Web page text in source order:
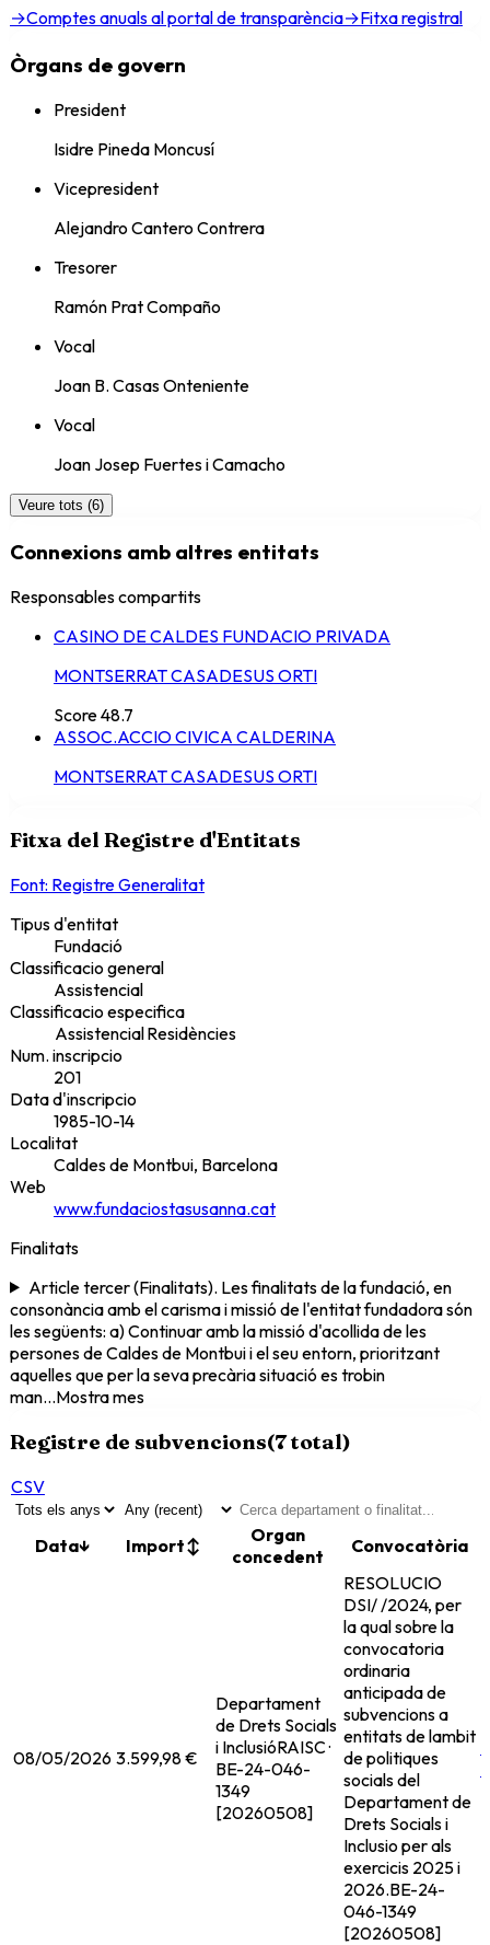
→Comptes anuals al portal de transparència→Fitxa registral
Òrgans de govern
President
Isidre Pineda Moncusí
Vicepresident
Alejandro Cantero Contrera
Tresorer
Ramón Prat Compaño
Vocal
Joan B. Casas Onteniente
Vocal
Joan Josep Fuertes i Camacho
Veure tots (6)
Connexions amb altres entitats
Responsables compartits
CASINO DE CALDES FUNDACIO PRIVADA
MONTSERRAT CASADESUS ORTI
Score48.7
ASSOC.ACCIO CIVICA CALDERINA
MONTSERRAT CASADESUS ORTI
Fitxa del Registre d'Entitats
Font: Registre Generalitat
Tipus d'entitat
Fundació
Classificacio general
Assistencial
Classificacio especifica
AssistencialResidències
Num. inscripcio
201
Data d'inscripcio
1985-10-14
Localitat
Caldes de Montbui, Barcelona
Web
www.fundaciostasusanna.cat
Finalitats
Article tercer (Finalitats). Les finalitats de la fundació, en
consonància amb el carisma i missió de l'entitat fundadora són
les següents: a) Continuar amb la missió d'acollida de les
persones de Caldes de Montbui i el seu entorn, prioritzant
aquelles que per la seva precària situació es trobin
man...Mostra mes
Registre de subvencions(7total)
CSV
Data↓ Import↕
Organ
concedent
Convocatòria
08/05/2026 3.599,98 €
Departament
de Drets Socials
i InclusióRAISC ·
BE-24-046-
1349
[20260508]
RESOLUCIO
DSI/ /2024, per
la qual sobre la
convocatoria
ordinaria
anticipada de
subvencions a
entitats de lambit
de politiques
socials del
Departament de
Drets Socials i
Inclusio per als
exercicis 2025 i
2026.BE-24-
046-1349
[20260508]